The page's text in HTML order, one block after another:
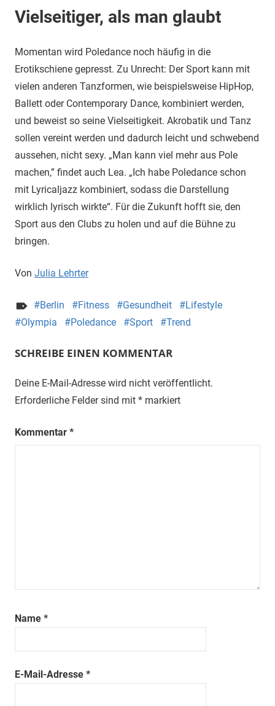
Vielseitiger, als man glaubt
Momentan wird Poledance noch häufig in die
Erotikschiene gepresst. Zu Unrecht: Der Sport kann mit
vielen anderen Tanzformen, wie beispielsweise HipHop,
Ballett oder Contemporary Dance, kombiniert werden,
und beweist so seine Vielseitigkeit. Akrobatik und Tanz
sollen vereint werden und dadurch leicht und schwebend
aussehen, nicht sexy. „Man kann viel mehr aus Pole
machen,” findet auch Lea. „Ich habe Poledance schon
mit Lyricaljazz kombiniert, sodass die Darstellung
wirklich lyrisch wirkte“. Für die Zukunft hofft sie, den
Sport aus den Clubs zu holen und auf die Bühne zu
bringen.
Von Julia Lehrter
Berlin Fitness Gesundheit
Lifestyle
Olympia
Poledance Sport Trend
SCHREIBE EINEN KOMMENTAR
Deine E-Mail-Adresse wird nicht veröffentlicht.
Erforderliche Felder sind mit * markiert
Kommentar *
Name *
E-Mail-Adresse *